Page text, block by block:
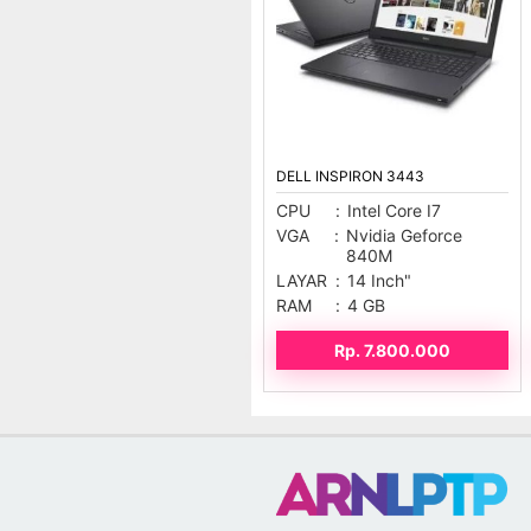
DELL INSPIRON 3443
CPU : Intel Core I7
VGA
: Nvidia Geforce
840M
LAYAR : 14 Inch"
RAM
: 4 GB
Rp. 7.800.000